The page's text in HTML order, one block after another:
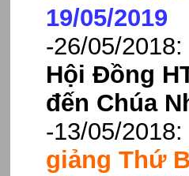
19/05/2019
-26/05/2018:
Hội Đồng
đến Chúa
-13/05/2018:
giảng Thứ